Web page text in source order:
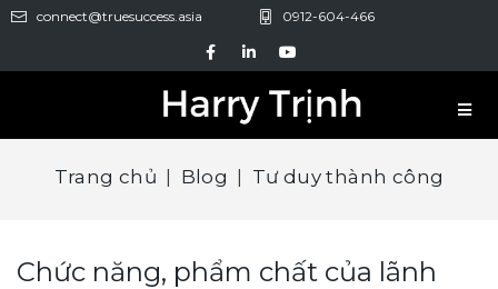
connect@truesuccess.asia 0912-604-466
Trang chủ Blog Tư duy thành công
Chức năng, phẩm chất của lãnh